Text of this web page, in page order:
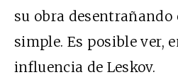
su obra
simple. Es posible ver,
influencia de Leskov.